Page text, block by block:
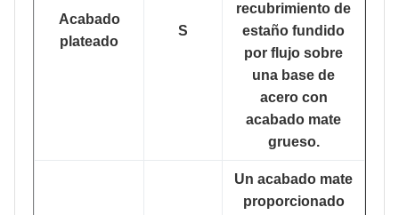
Acabado
plateado
S
recubrimiento de
estaño fundido
por flujo sobre
una base de
acero con
acabado mate
grueso.
Un acabado mate
proporcionado